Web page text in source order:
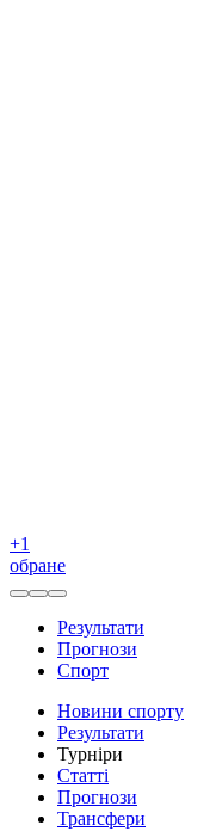
+1
обране
Результати
Прогнози
Спорт
Новини спорту
Результати
Турніри
Статті
Прогнози
Трансфери